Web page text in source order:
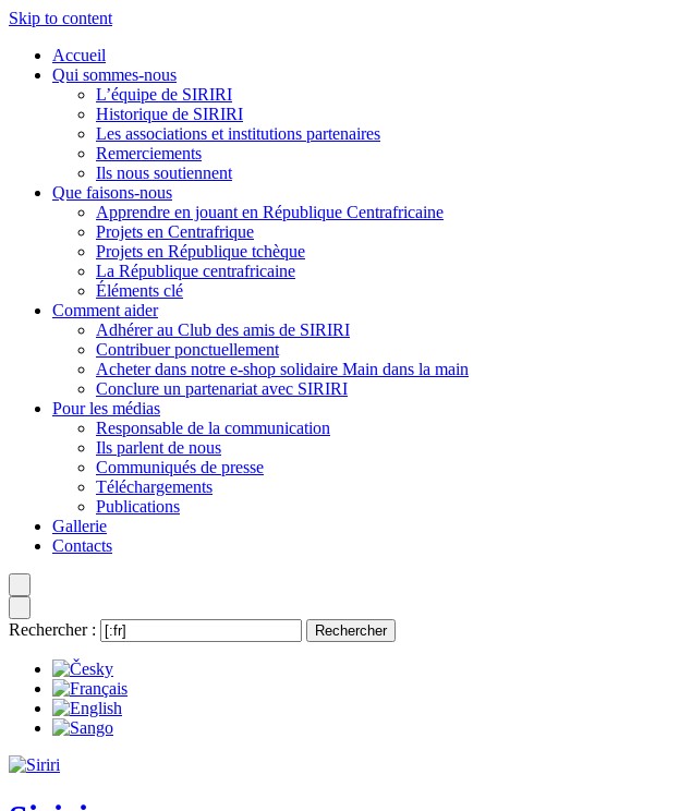
Skip to content
Accueil
Qui sommes-nous
L’équipe de SIRIRI
Historique de SIRIRI
Les associations et institutions partenaires
Remerciements
Ils nous soutiennent
Que faisons-nous
Apprendre en jouant en République Centrafricaine
Projets en Centrafrique
Projets en République tchèque
La République centrafricaine
Éléments clé
Comment aider
Adhérer au Club des amis de SIRIRI
Contribuer ponctuellement
Acheter dans notre e-shop solidaire Main dans la main
Conclure un partenariat avec SIRIRI
Pour les médias
Responsable de la communication
Ils parlent de nous
Communiqués de presse
Téléchargements
Publications
Gallerie
Contacts
Rechercher :